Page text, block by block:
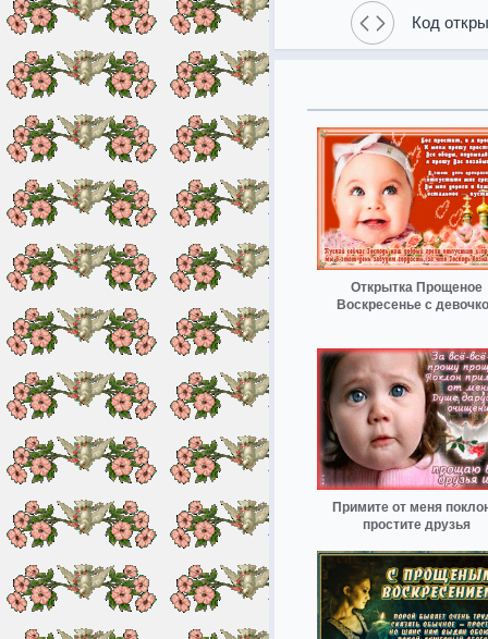
Код
Открытка Прощеное
Воскресенье с
Примите от меня
простите друзья